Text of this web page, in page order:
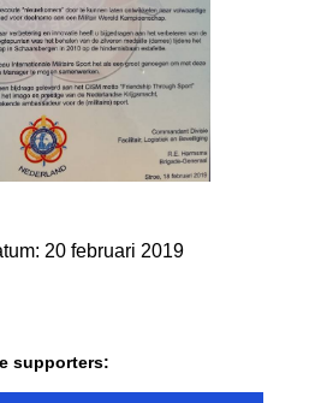
20 februari 2019
supporters: